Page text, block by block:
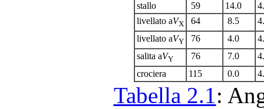
stallo
59 14.0
livellato aVX 64 8.5
livellato aVY 76 4.0
salita aVY 76 7.0
crociera
115 0.0
Tabella 2.1: